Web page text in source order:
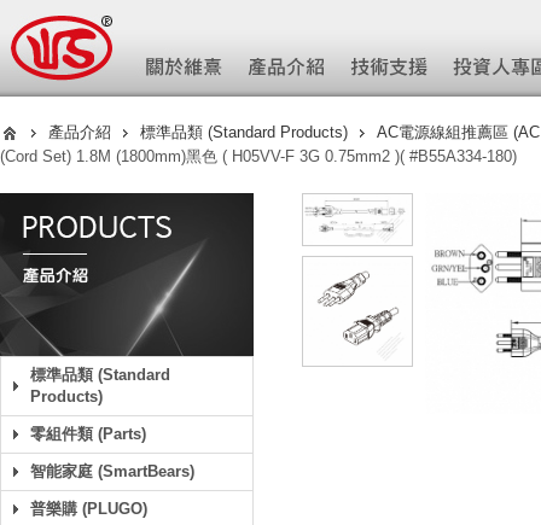
產品介紹 標準品類 (Standard Products)
AC電源線組推薦區
(Cord Set) 1.8M (1800mm)黑色 ( H05VV-F 3G 0.75mm2 )( #B55A334-180)
標準品類 (Standard
Products)
零組件類 (Parts)
智能家庭 (SmartBears)
普樂購 (PLUGO)